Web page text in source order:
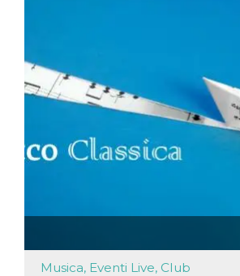
Musica, Eventi Live, Club